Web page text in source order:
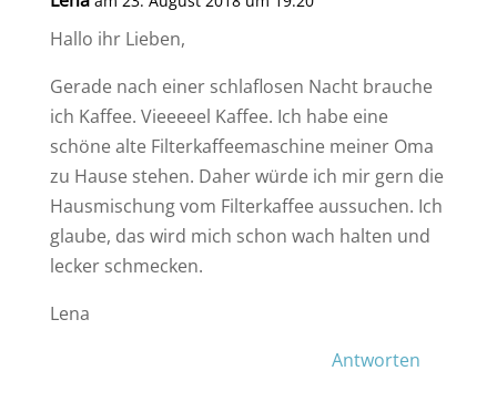
Hallo ihr Lieben,
Gerade nach einer schlaflosen Nacht brauche
ich Kaffee. Vieeeeel Kaffee. Ich habe eine
schöne alte Filterkaffeemaschine meiner Oma
zu Hause stehen. Daher würde ich mir gern die
Hausmischung vom Filterkaffee aussuchen. Ich
glaube, das wird mich schon wach halten und
lecker schmecken.
Lena
Antworten